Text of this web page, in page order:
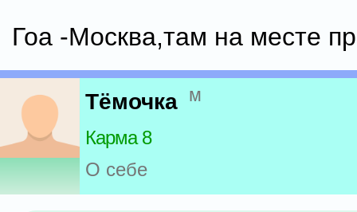
Гоа -Москва,там на месте
Тёмочка м
Карма 8
О себе